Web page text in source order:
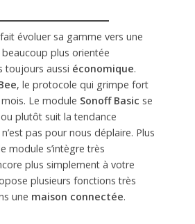
évoluer sa gamme vers une
plus orientée
toujours aussi économique.
, le protocole qui grimpe fort
Le module Sonoff Basic se
plutôt suit la tendance
pas pour nous déplaire. Plus
module s’intègre très
plus simplement à votre
plusieurs fonctions très
une maison connectée.